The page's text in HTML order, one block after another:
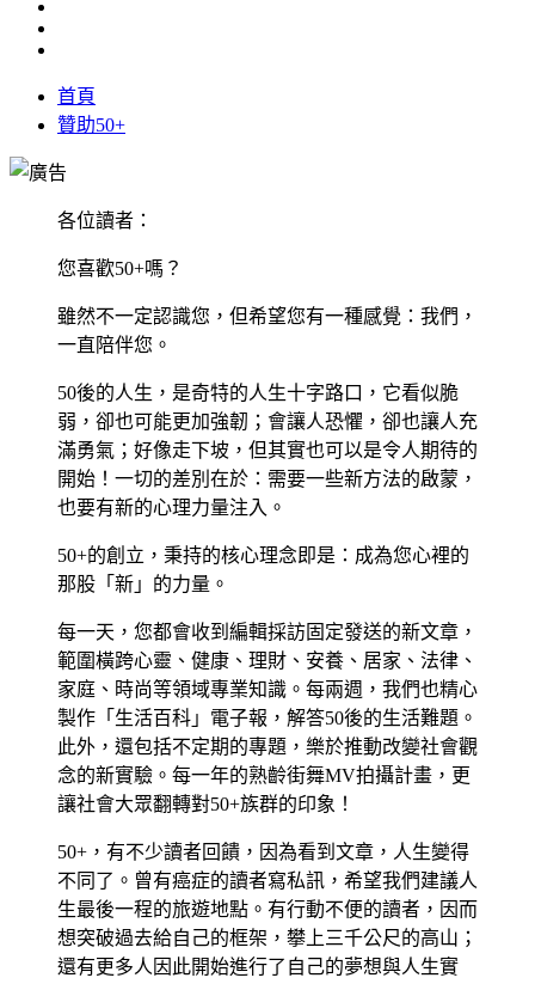
首頁
贊助50+
各位讀者：
您喜歡50+嗎？
雖然不一定認識您，但希望您有一種感覺：我們，
一直陪伴您。
50後的人生，是奇特的人生十字路口，它看似脆
弱，卻也可能更加強韌；會讓人恐懼，卻也讓人充
滿勇氣；好像走下坡，但其實也可以是令人期待的
開始！一切的差別在於：需要一些新方法的啟蒙，
也要有新的心理力量注入。
50+的創立，秉持的核心理念即是：成為您心裡的
那股「新」的力量。
每一天，您都會收到編輯採訪固定發送的新文章，
範圍橫跨心靈、健康、理財、安養、居家、法律、
家庭、時尚等領域專業知識。每兩週，我們也精心
製作「生活百科」電子報，解答50後的生活難題。
此外，還包括不定期的專題，樂於推動改變社會觀
念的新實驗。每一年的熟齡街舞MV拍攝計畫，更
讓社會大眾翻轉對50+族群的印象！
50+，有不少讀者回饋，因為看到文章，人生變得
不同了。曾有癌症的讀者寫私訊，希望我們建議人
生最後一程的旅遊地點。有行動不便的讀者，因而
想突破過去給自己的框架，攀上三千公尺的高山；
還有更多人因此開始進行了自己的夢想與人生實